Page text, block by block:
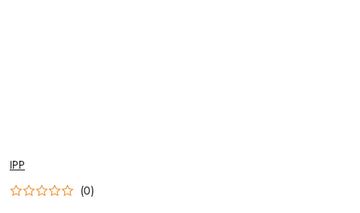
NAZWA
PRODUCENTA:
IPP
(0)